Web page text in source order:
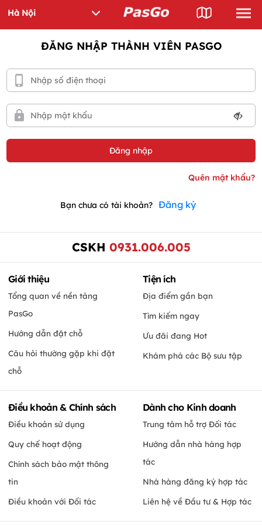
ĐĂNG NHẬP THÀNH VIÊN PASGO
Bạn chưa có tài khoản? Đăng ký
CSKH 0931.006.005
Giới thiệu
Tổng quan về nền tảng
PasGo
Hướng dẫn đặt chỗ
Câu hỏi thường gặp khi đặt
chỗ
Tiện ích
Địa điểm gần bạn
Tìm kiếm ngay
Ưu đãi đang Hot
Khám phá các Bộ sưu tập
Điều khoản & Chính sách
Điều khoản sử dụng
Quy chế hoạt động
Chính sách bảo mật thông
tin
Điều khoản với Đối tác
Dành cho Kinh doanh
Trung tâm hỗ trợ Đối tác
Hướng dẫn nhà hàng hợp
tác
Nhà hàng đăng ký hợp tác
Liên hệ về Đầu tư & Hợp tác